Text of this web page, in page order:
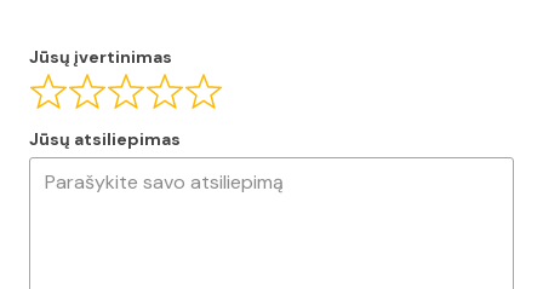
Jūsų įvertinimas
Jūsų atsiliepimas